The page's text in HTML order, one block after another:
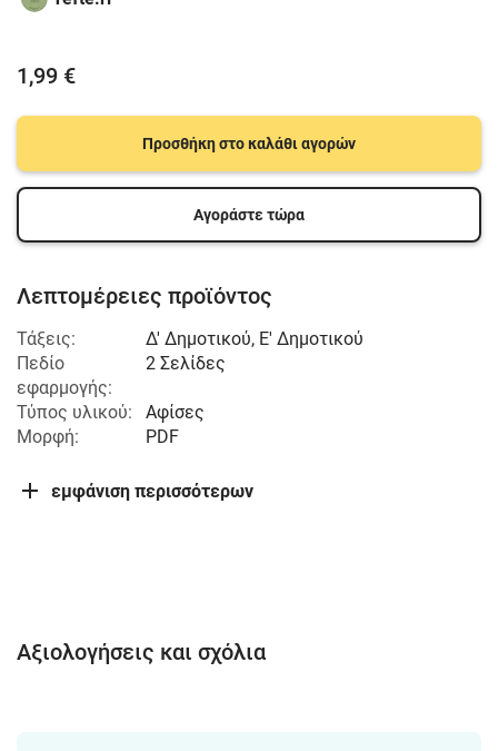
1,99 €
Προσθήκη στο καλάθι αγορών
Αγοράστε τώρα
Λεπτομέρειες προϊόντος
Τάξεις: Δ' Δημοτικού, Ε' Δημοτικού
Πεδίο
εφαρμογής:
2 Σελίδες
Τύπος υλικού:
Αφίσες
Μορφή:
PDF
εμφάνιση περισσότερων
Αξιολογήσεις και σχόλια